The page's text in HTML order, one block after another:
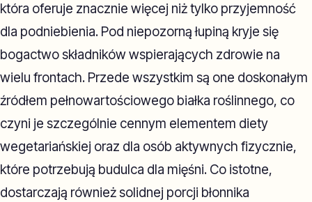
która oferuje znacznie więcej niż tylko przyjemność
dla podniebienia. Pod niepozorną łupiną kryje się
bogactwo składników wspierających zdrowie na
wielu frontach. Przede wszystkim są one doskonałym
źródłem pełnowartościowego białka roślinnego, co
czyni je szczególnie cennym elementem diety
wegetariańskiej oraz dla osób aktywnych fizycznie,
które potrzebują budulca dla mięśni. Co istotne,
dostarczają również solidnej porcji błonnika